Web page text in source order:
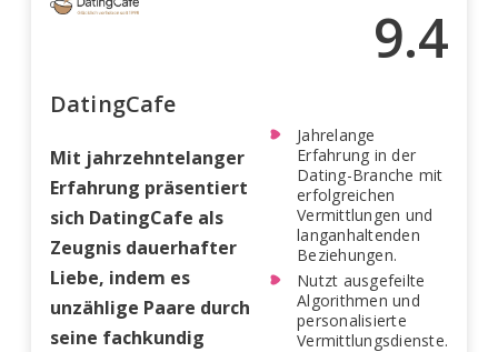
9.4
DatingCafe
Mit jahrzehntelanger
Erfahrung präsentiert
sich DatingCafe als
Zeugnis dauerhafter
Liebe, indem es
unzählige Paare durch
seine fachkundig
Jahrelange
Erfahrung in der
Dating-Branche mit
erfolgreichen
Vermittlungen und
langanhaltenden
Beziehungen.
Nutzt ausgefeilte
Algorithmen und
personalisierte
Vermittlungsdienste.